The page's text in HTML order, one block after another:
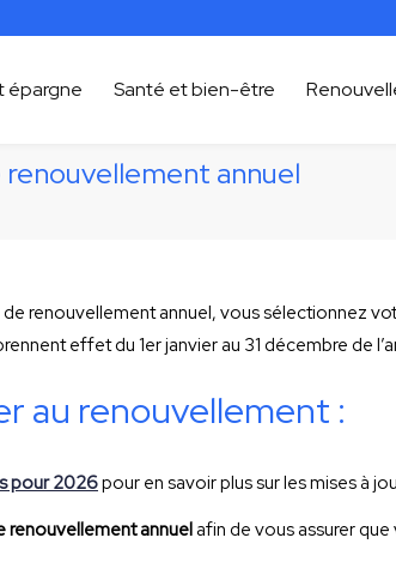
épargne Santé et bien-être
annuel
renouvellement annuel, vous sélectionnez
effet du 1er janvier au 31 décembre de
au renouvellement :
pour 2026pour en savoir plus sur les mises à
renouvellement annuelafin de vous assurer